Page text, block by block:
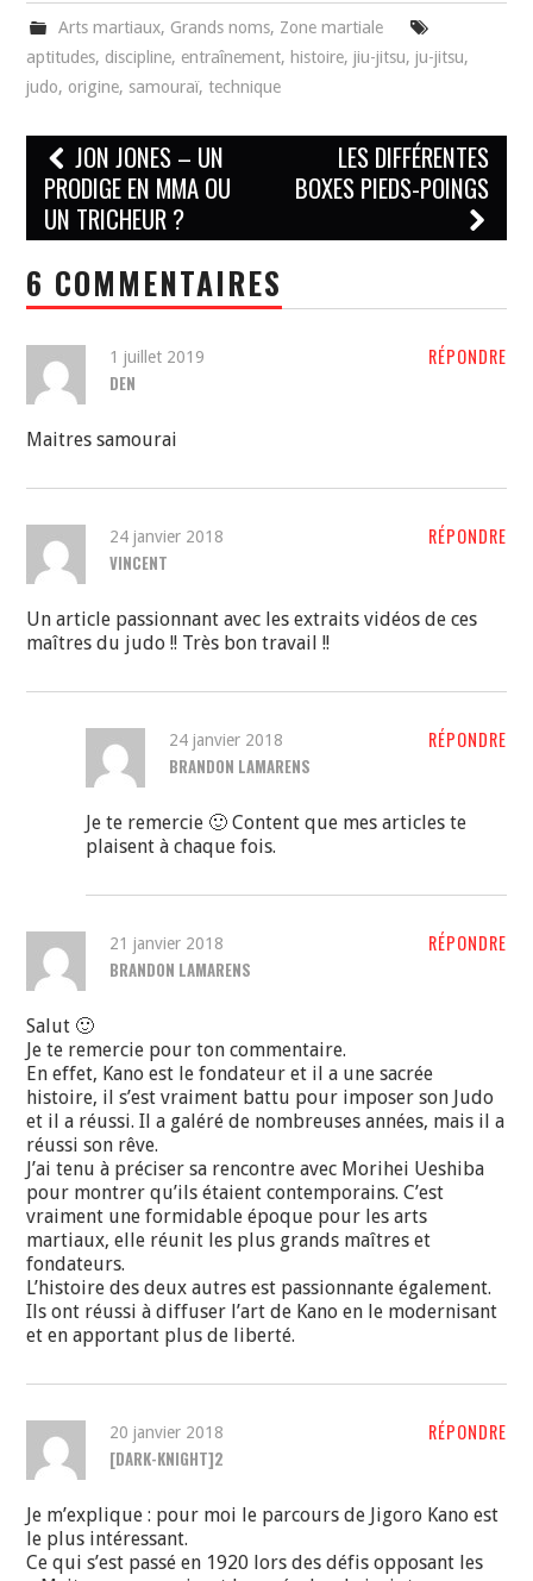
Arts martiaux, Grands noms, Zone martiale
aptitudes, discipline, entraînement, histoire,jiu-jitsu,ju-jitsu,
judo, origine, samouraï, technique
Navigation
des
articles
JON JONES – UN
PRODIGE EN MMA OU
UN TRICHEUR ?
LES DIFFÉRENTES
BOXES PIEDS-POINGS
6 COMMENTAIRES
RÉPONDRE
1 juillet 2019
DEN
Maitres samourai
RÉPONDRE
24 janvier 2018
VINCENT
Un article passionnant avec les extraits vidéos de ces
maîtres du judo !! Très bon travail !!
RÉPONDRE
24 janvier 2018
BRANDON LAMARENS
Je te remercie 🙂 Content que mes articles te
plaisent à chaque fois.
RÉPONDRE
21 janvier 2018
BRANDON LAMARENS
Salut 🙂
Je te remercie pour ton commentaire.
En effet, Kano est le fondateur et il a une sacrée
histoire, il s’est vraiment battu pour imposer son Judo
et il a réussi. Il a galéré de nombreuses années, mais il a
réussi son rêve.
J’ai tenu à préciser sa rencontre avec Morihei Ueshiba
pour montrer qu’ils étaient contemporains. C’est
vraiment une formidable époque pour les arts
martiaux, elle réunit les plus grands maîtres et
fondateurs.
L’histoire des deux autres est passionnante également.
Ils ont réussi à diffuser l’art de Kano en le modernisant
et en apportant plus de liberté.
RÉPONDRE
20 janvier 2018
[DARK-KNIGHT]2
Je m’explique : pour moi le parcours de Jigoro Kano est
le plus intéressant.
Ce qui s’est passé en 1920 lors des défis opposant les